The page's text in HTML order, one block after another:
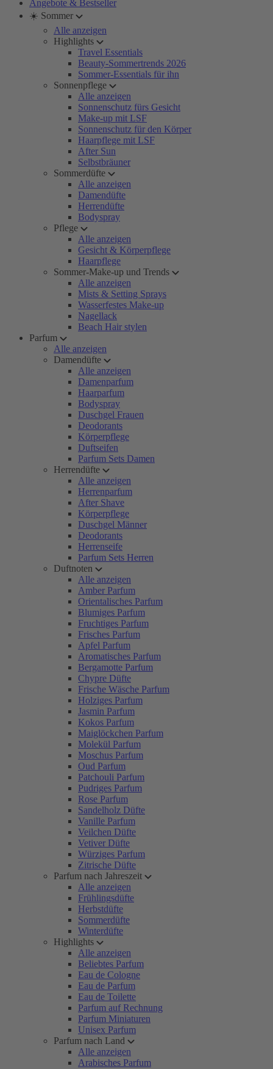
Angebote & Bestseller
☀️ Sommer
Alle anzeigen
Highlights
Travel Essentials
Beauty-Sommertrends 2026
Sommer-Essentials für ihn
Sonnenpflege
Alle anzeigen
Sonnenschutz fürs Gesicht
Make-up mit LSF
Sonnenschutz für den Körper
Haarpflege mit LSF
After Sun
Selbstbräuner
Sommerdüfte
Alle anzeigen
Damendüfte
Herrendüfte
Bodyspray
Pflege
Alle anzeigen
Gesicht & Körperpflege
Haarpflege
Sommer-Make-up und Trends
Alle anzeigen
Mists & Setting Sprays
Wasserfestes Make-up
Nagellack
Beach Hair stylen
Parfum
Alle anzeigen
Damendüfte
Alle anzeigen
Damenparfum
Haarparfum
Bodyspray
Duschgel Frauen
Deodorants
Körperpflege
Duftseifen
Parfum Sets Damen
Herrendüfte
Alle anzeigen
Herrenparfum
After Shave
Körperpflege
Duschgel Männer
Deodorants
Herrenseife
Parfum Sets Herren
Duftnoten
Alle anzeigen
Amber Parfum
Orientalisches Parfum
Blumiges Parfum
Fruchtiges Parfum
Frisches Parfum
Apfel Parfum
Aromatisches Parfum
Bergamotte Parfum
Chypre Düfte
Frische Wäsche Parfum
Holziges Parfum
Jasmin Parfum
Kokos Parfum
Maiglöckchen Parfum
Molekül Parfum
Moschus Parfum
Oud Parfum
Patchouli Parfum
Pudriges Parfum
Rose Parfum
Sandelholz Düfte
Vanille Parfum
Veilchen Düfte
Vetiver Düfte
Würziges Parfum
Zitrische Düfte
Parfum nach Jahreszeit
Alle anzeigen
Frühlingsdüfte
Herbstdüfte
Sommerdüfte
Winterdüfte
Highlights
Alle anzeigen
Beliebtes Parfum
Eau de Cologne
Eau de Parfum
Eau de Toilette
Parfum auf Rechnung
Parfum Miniaturen
Unisex Parfum
Parfum nach Land
Alle anzeigen
Arabisches Parfum